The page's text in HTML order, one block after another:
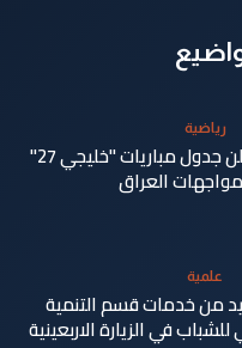
رياضية
الاتحاد الخليجي يعلن جدول مباريات "خليجي 27"
العراق
علمية
من خدمات قسم التنمية
في الزيارة الاربعينية